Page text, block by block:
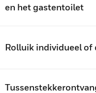
en het gastentoilet
Rolluik individueel of